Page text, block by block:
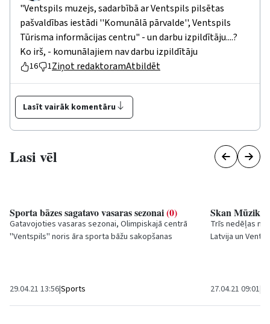
"Ventspils muzejs, sadarbībā ar Ventspils pilsētas
pašvaldības iestādi ''Komunālā pārvalde'', Ventspils
Tūrisma informācijas centru" - un darbu izpildītāju....?
Ko irš, - komunālajiem nav darbu izpildītāju
16 1Ziņot redaktoramAtbildēt
Lasīt vairāk komentāru
Lasi vēl
Sporta bāzes sagatavo vasaras sezonai(0)
Gatavojoties vasaras sezonai, Olimpiskajā centrā
''Ventspils'' noris āra sporta bāžu sakopšanas
29.04.21 13:56|Sports
Skan
Trīs nedēļas
Latvija un
27.04.21 09:01|